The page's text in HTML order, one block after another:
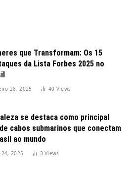
que Transformam: Os 15
da Lista Forbes 2025 no
28, 2025 40 Views
se destaca como principal
cabos submarinos que conectam
ao mundo
2025 3Views